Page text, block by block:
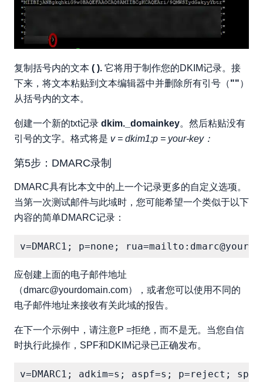
复制括号内的文本 ( ). 它将用于制作您的DKIM记录。接
下来，将文本粘贴到文本编辑器中并删除所有引号（""）
从括号内的文本。
创建一个新的txt记录 dkim._domainkey。然后粘贴没有
引号的文字。格式将是 v = dkim1;p = your-key：
第5步：DMARC录制
DMARC具有比本文中的上一个记录更多的自定义选项。
当第一次测试邮件与此域时，您可能希望一个类似于以下
内容的简单DMARC记录：
应创建上面的电子邮件地址
（dmarc@yourdomain.com），或者您可以使用不同的
电子邮件地址来接收有关此域的报告。
在下一个示例中，请注意P =拒绝，而不是无。当您自信
时执行此操作，SPF和DKIM记录已正确发布。